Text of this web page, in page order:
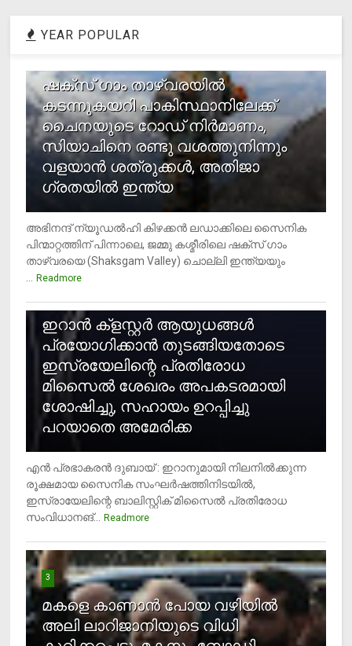
YEAR POPULAR
ഷക്സ് ​ഗാം താഴ്‌വരയിൽ
കടന്നുകയറി പാകിസ്ഥാനിലേക്ക്
ചൈനയുടെ റോഡ് നിർമാണം,
സിയാചിനെ രണ്ടു വശത്തുനിന്നും
വളയാൻ ശത്രുക്കൾ, അതിജാ​
ഗ്രതയിൽ ഇന്ത്യ
അഭിനന്ദ് ന്യൂഡൽഹി കിഴക്കൻ ലഡാക്കിലെ സൈനിക
പിന്മാറ്റത്തിന് പിന്നാലെ, ജമ്മു കശ്മീരിലെ ഷക്സ് ​ഗാം
താഴ്‌വരയെ (Shaksgam Valley) ചൊല്ലി ഇന്ത്യയും
Readmore
ഇറാന്‍ ക്‌ളസ്റ്റര്‍ ആയുധങ്ങള്‍
പ്രയോഗിക്കാന്‍ തുടങ്ങിയതോടെ
ഇസ്രയേലിന്റെ പ്രതിരോധ
മിസൈല്‍ ശേഖരം അപകടരമായി
ശോഷിച്ചു, സഹായം ഉറപ്പിച്ചു
പറയാതെ അമേരിക്ക
എന്‍ പ്രഭാകരന്‍ ദുബായ് : ഇറാനുമായി നിലനില്‍ക്കുന്ന
രൂക്ഷമായ സൈനിക സംഘര്‍ഷത്തിനിടയില്‍,
ഇസ്രായേലിന്റെ ബാലിസ്റ്റിക് മിസൈല്‍ പ്രതിരോധ
സംവിധാനങ്...
Readmore
3
മകളെ കാണാന്‍ പോയ വഴിയില്‍
അലി ലാറിജാനിയുടെ വിധി